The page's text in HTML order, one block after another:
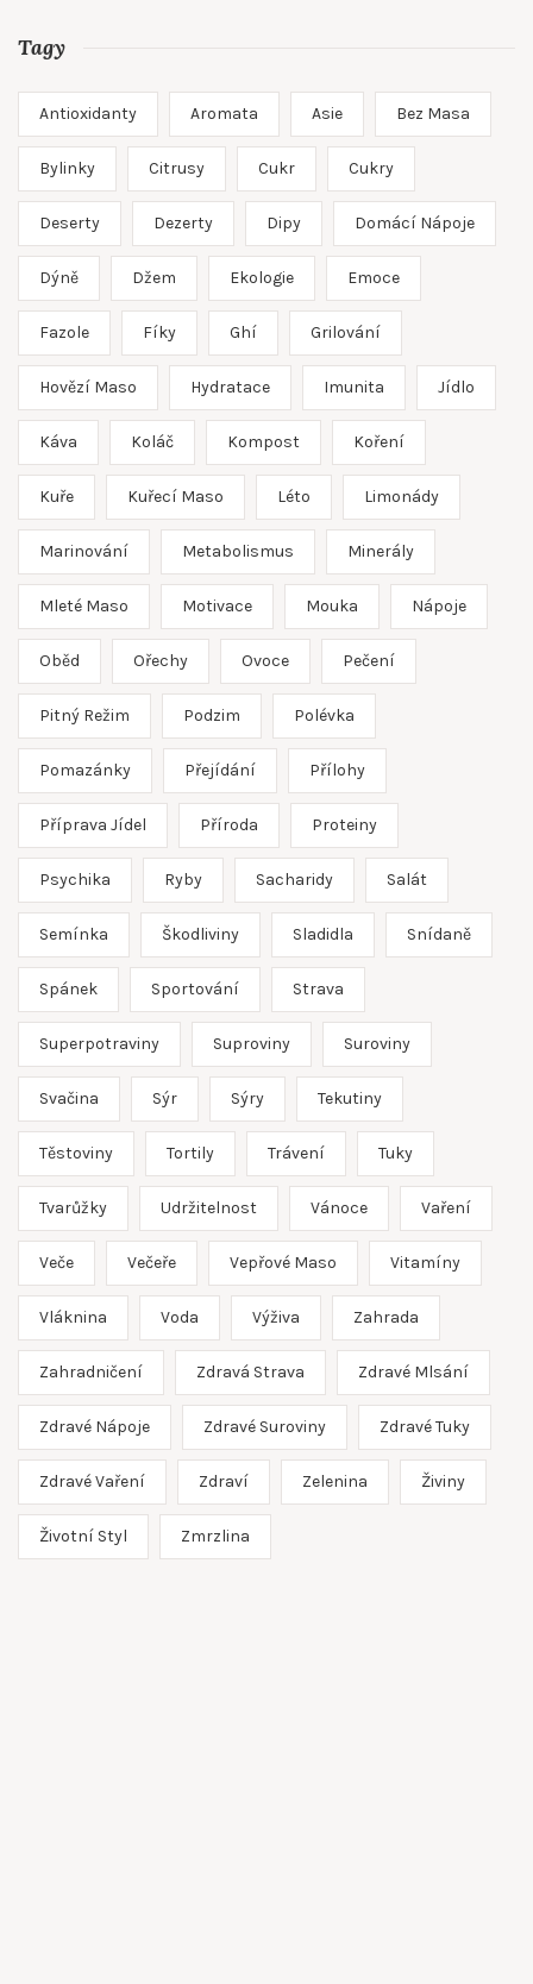
Tagy
Antioxidanty Aromata Asie Bez Masa
Bylinky Citrusy Cukr Cukry
Deserty Dezerty Dipy Domácí Nápoje
Dýně Džem Ekologie Emoce
Fazole Fíky Ghí Grilování
Hovězí Maso Hydratace Imunita Jídlo
Káva Koláč Kompost Koření
Kuře Kuřecí Maso Léto Limonády
Marinování Metabolismus Minerály
Mleté Maso Motivace Mouka Nápoje
Oběd Ořechy Ovoce Pečení
Pitný Režim Podzim Polévka
Pomazánky Přejídání Přílohy
Příprava Jídel Příroda Proteiny
Psychika Ryby Sacharidy Salát
Semínka Škodliviny Sladidla Snídaně
Spánek Sportování Strava
Superpotraviny Suproviny Suroviny
Svačina Sýr Sýry Tekutiny
Těstoviny Tortily Trávení Tuky
Tvarůžky Udržitelnost Vánoce Vaření
Veče Večeře Vepřové Maso Vitamíny
Vláknina Voda Výživa Zahrada
Zahradničení Zdravá Strava Zdravé Mlsání
Zdravé Nápoje Zdravé Suroviny Zdravé Tuky
Zdravé Vaření Zdraví Zelenina Živiny
Životní Styl Zmrzlina